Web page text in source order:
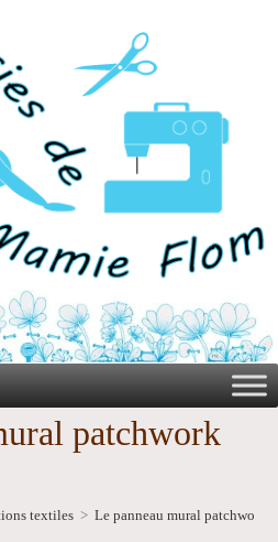
patchwork
textiles > Le panneau mural patchwork